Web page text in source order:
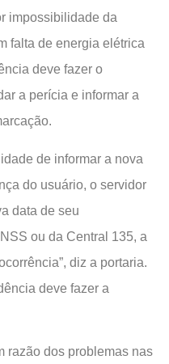
impossibilidade da
falta de energia elétrica
deve fazer o
a perícia e informar a
de informar a nova
do usuário, o servidor
data de seu
ou da Central 135, a
diz a portaria.
deve fazer a
razão dos problemas nas